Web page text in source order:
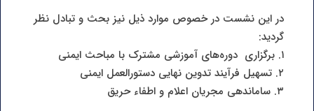
در این نشست در خصوص موارد ذیل نیز بحث و تبادل نظر
گردید:
۱. برگزاری دوره‌های آموزشی مشترک با مباحث ایمنی
۲. تسهیل فرآیند تدوین نهایی دستورالعمل ایمنی
٣. ساماندهی مجریان اعلام و اطفاء حریق